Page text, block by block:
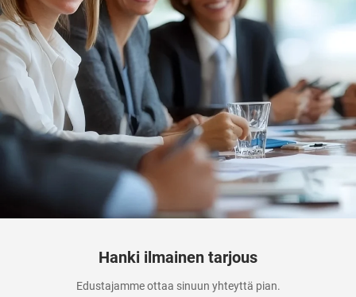
Hanki ilmainen tarjous
Edustajamme ottaa sinuun yhteyttä pian.